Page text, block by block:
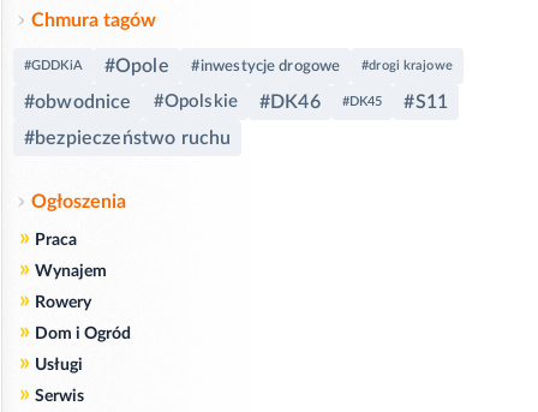
Chmura tagów
#GDDKiA #Opole #inwestycje drogowe #drogi krajowe
#obwodnice #Opolskie #DK46 #DK45
#S11
#bezpieczeństwo ruchu
Ogłoszenia
» Praca
» Wynajem
» Rowery
» Dom i Ogród
» Usługi
» Serwis